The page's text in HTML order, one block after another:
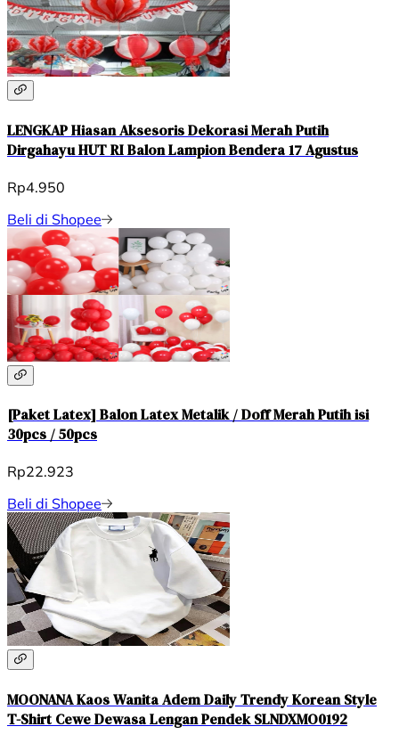
LENGKAP Hiasan Aksesoris Dekorasi Merah Putih
Dirgahayu HUT RI Balon Lampion Bendera 17 Agustus
Rp4.950
Beli di Shopee
[Paket Latex] Balon Latex Metalik / Doff Merah Putih isi
30pcs / 50pcs
Rp22.923
Beli di Shopee
MOONANA Kaos Wanita Adem Daily Trendy Korean Style
T-Shirt Cewe Dewasa Lengan Pendek SLNDXMO0192